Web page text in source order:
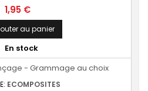
Prix
1,95 €
au panier
En stock
ECOMPOSITES